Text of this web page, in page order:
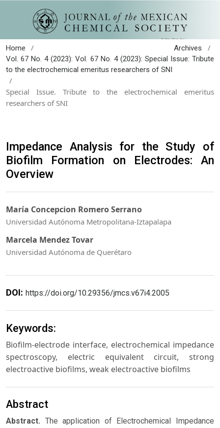
Home / Archives /
Vol. 67 No. 4 (2023): Vol. 67 No. 4 (2023): Special Issue: Tribute
to the electrochemical emeritus researchers of SNI
/
Special Issue. Tribute to the electrochemical emeritus
researchers of SNI
Impedance Analysis for the Study of
Biofilm Formation on Electrodes: An
Overview
María Concepcion Romero Serrano
Universidad Autónoma Metropolitana-Iztapalapa
Marcela Mendez Tovar
Universidad Autónoma de Querétaro
DOI: https://doi.org/10.29356/jmcs.v67i4.2005
Keywords:
Biofilm-electrode interface, electrochemical impedance
spectroscopy, electric equivalent circuit, strong
electroactive biofilms, weak electroactive biofilms
Abstract
Abstract. The application of Electrochemical Impedance